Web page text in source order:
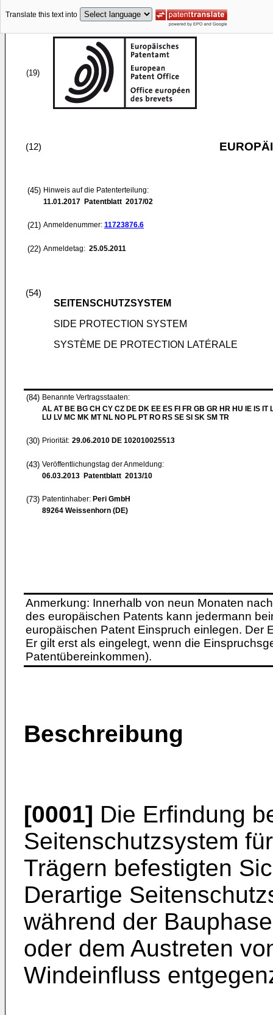
Translate this text into
(19)
(12)
(45) Hinweis auf die Patenterteilung:
11.01.2017 Patentblatt 2017/02
(21) Anmeldenummer: 11723876.6
(22) Anmeldetag: 25.05.2011
(54)
SEITENSCHUTZSYSTEM
SIDE PROTECTION SYSTEM
SYSTÈME DE PROTECTION LATÉRALE
(84) Benannte Vertragsstaaten:
AL AT BE BG CH CY CZ DE DK EE ES FI FR GB GR HR HU IE IS IT
LU LV MC MK MT NL NO PL PT RO RS SE SI SK SM TR
(30) Priorität: 29.06.2010 DE 102010025513
(43) Veröffentlichungstag der Anmeldung:
06.03.2013 Patentblatt 2013/10
(73) Patentinhaber: Peri GmbH
89264 Weissenhorn (DE)
Anmerkung: Innerhalb von neun Monaten
des europäischen Patents kann jedermann
europäischen Patent Einspruch einlegen. Der
Er gilt erst als eingelegt, wenn die
Patentübereinkommen).
Beschreibung
[0001] Die Erfindung
Seitenschutzsystem
Trägern befestigten
Derartige
während der
oder dem Austreten
Windeinfluss